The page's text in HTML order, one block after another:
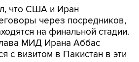
что США и Иран
через посредников,
на финальной стадии.
МИД Ирана Аббас
с визитом в Пакистан в эти